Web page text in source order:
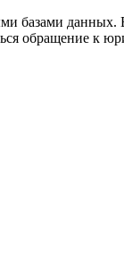
данных.
обращение к